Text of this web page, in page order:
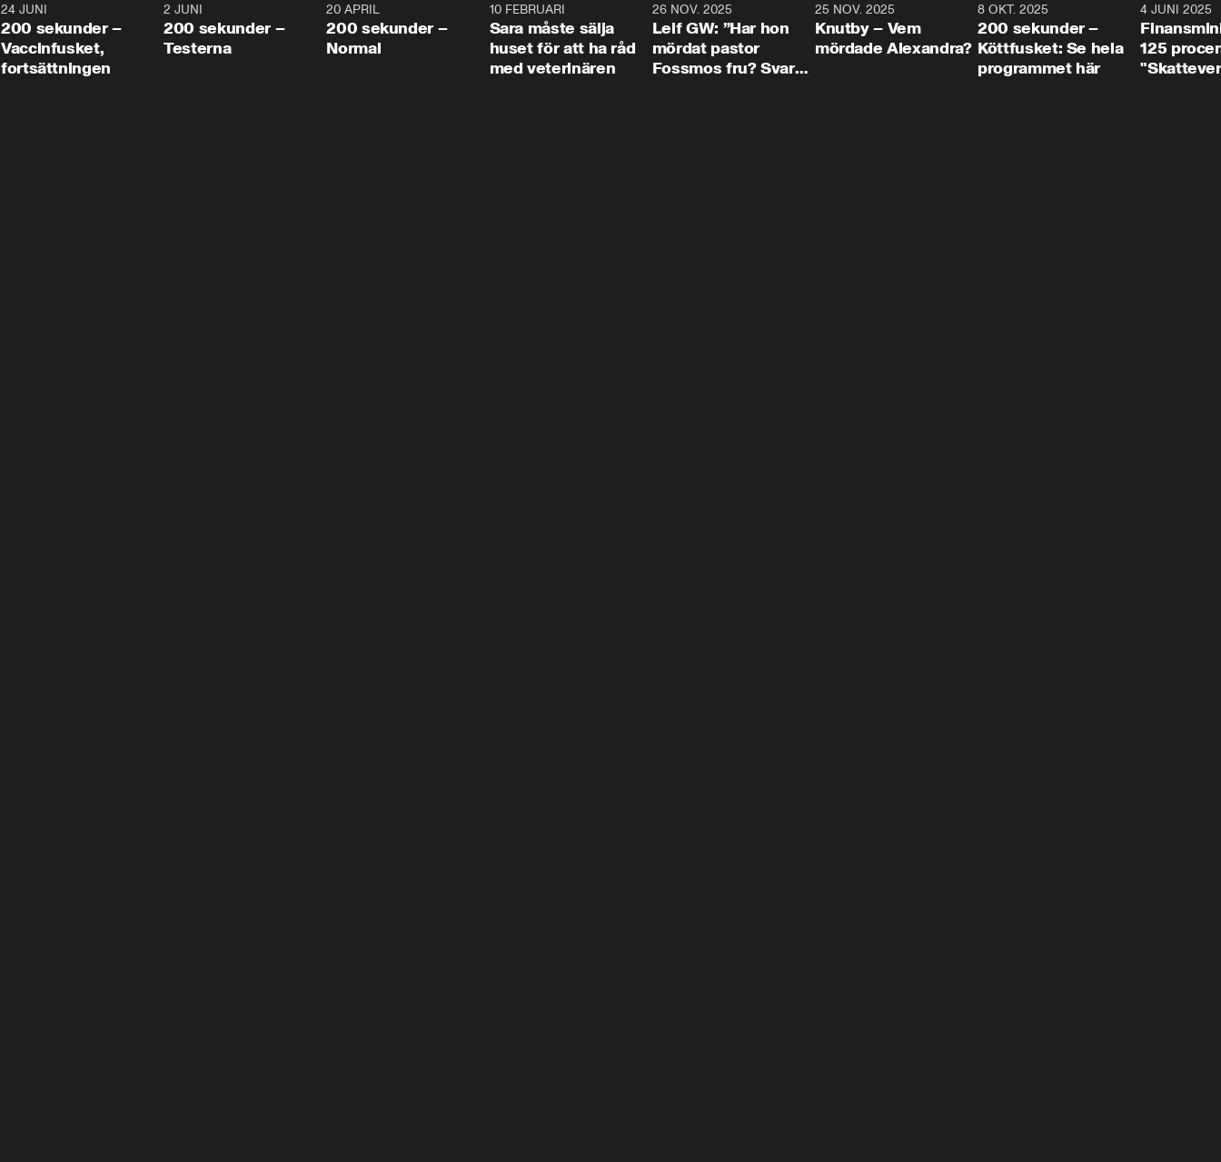
5:00
24 JUNI
200 sekunder –
Vaccinfusket,
fortsättningen
4:23
2 JUNI
200 sekunder –
Testerna
20 APRIL
200 sekunder –
Normal
10 FEBRUARI
Sara måste sälja
huset för att ha råd
med veterinären
26 NOV. 2025
Leif GW: ”Har hon
mördat pastor
Fossmos fru? Svar
31:05
25 NOV. 2025
Knutby – Vem
mördade Alexandra?
4:29
8 OKT. 2025
200 sekunder –
Köttfusket: Se hela
programmet här
4 JUNI 2025
125